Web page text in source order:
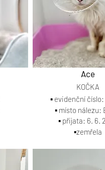
Ace
▪️ evidenční číslo:
▪️ místo nálezu:
▪️ přijata: 6. 6.
▪️zemřela
KOČKA